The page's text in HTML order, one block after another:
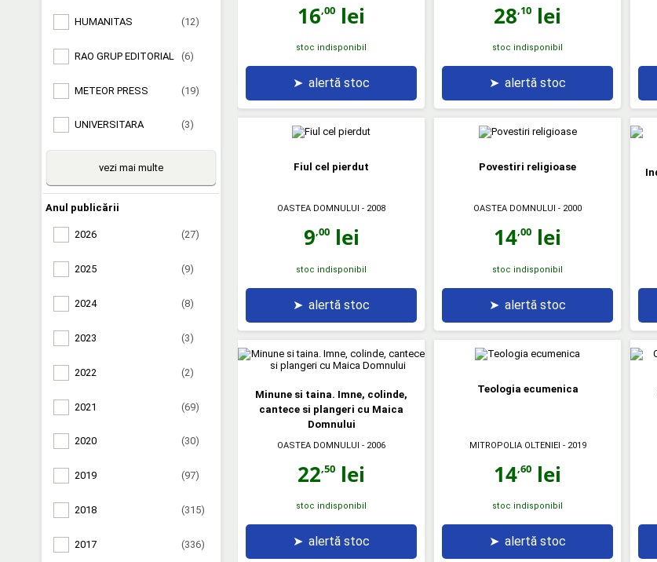
HUMANITAS (12)
RAO GRUP EDITORIAL (6)
METEOR PRESS (19)
UNIVERSITARA (3)
vezi mai multe
Anul publicării
2026 (27)
2025 (9)
2024 (8)
2023 (3)
2022 (2)
2021 (69)
2020 (30)
2019 (97)
2018 (315)
2017 (336)
16,00 lei
stoc indisponibil
➤ alertă stoc
28,10 lei
stoc indisponibil
➤ alertă stoc
Fiul cel pierdut
OASTEA DOMNULUI - 2008
9,00lei
stoc indisponibil
➤ alertă stoc
Povestiri religioase
OASTEA DOMNULUI - 2000
14,00 lei
stoc indisponibil
➤ alertă stoc
Minune si taina. Imne, colinde,
cantece si plangeri cu Maica
Domnului
OASTEA DOMNULUI - 2006
22,50 lei
stoc indisponibil
➤ alertă stoc
Teologia ecumenica
MITROPOLIA OLTENIEI - 2019
14,60 lei
stoc indisponibil
➤ alertă stoc